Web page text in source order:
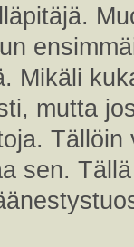
Mikäli
mutta
sen.